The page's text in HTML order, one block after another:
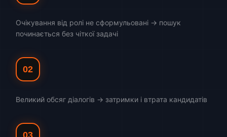
Очікування від ролі не сформульовані → пошук
починається без чіткої задачі
02
Великий обсяг діалогів → затримки і втрата кандидатів
03